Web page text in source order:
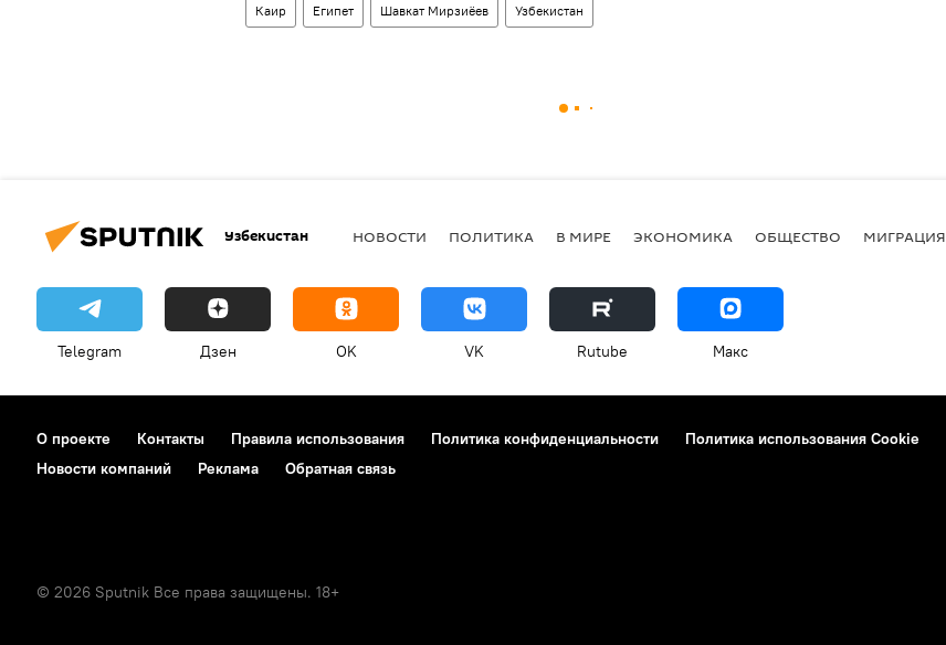
Каир Египет Шавкат Мирзиёев Узбекистан
Узбекистан НОВОСТИ ПОЛИТИКА В МИРЕ ЭКОНОМИКА ОБЩЕСТВО МИГРАЦИЯ
Telegram Дзен OK VK Rutube Макс
О проекте Контакты Правила использования Политика конфиденциальности Политика использования Cookie
Новости компаний
Реклама Обратная связь
© 2026 Sputnik Все права защищены. 18+